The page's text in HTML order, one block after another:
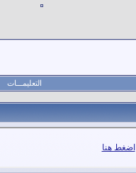
التعليمـــات
اضغط هنا